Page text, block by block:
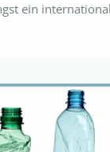
ein
weiter
die
Produkte